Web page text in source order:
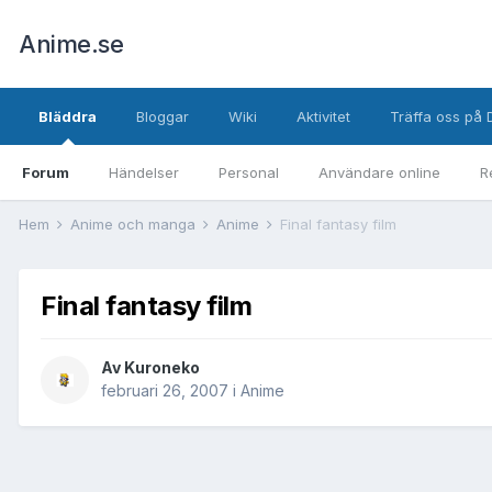
Anime.se
Bläddra
Forum Händelser Personal Användare online
Bloggar Wiki Aktivitet Träffa oss på
Hem Anime och manga Anime Final fantasy film
Final fantasy film
Av Kuroneko
februari 26, 2007 i Anime